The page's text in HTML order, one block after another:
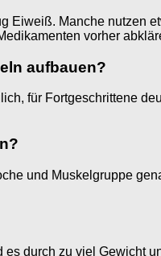
Eiweiß. Manche nutzen
vorher
aufbauen?
für Fortgeschrittene
und Muskelgruppe
durch zu viel Gewicht